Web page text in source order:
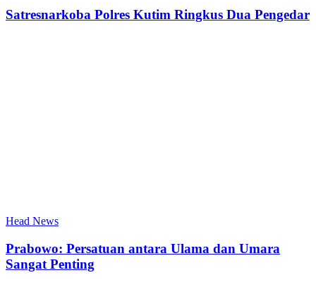
Satresnarkoba Polres Kutim Ringkus Dua Pengedar
Head News
Prabowo: Persatuan antara Ulama dan Umara
Sangat Penting